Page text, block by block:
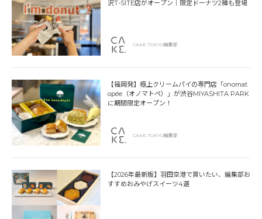
沢T-SITE店がオープン｜限定ドーナツ2種も登場
CAKE.TOKYO編集部
【福岡発】極上クリームパイの専門店「onomat
opée（オノマトペ）」が渋谷MIYASHITA PARK
に期間限定オープン！
CAKE.TOKYO編集部
【2026年最新版】羽田空港で買いたい、編集部お
すすめおみやげスイーツ4選